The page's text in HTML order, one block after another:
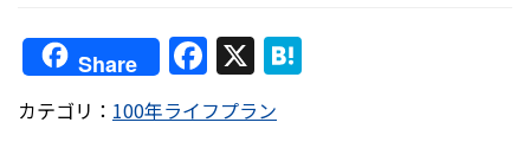
Share F
a
c
X
カテゴリ： 100年ライフプラン